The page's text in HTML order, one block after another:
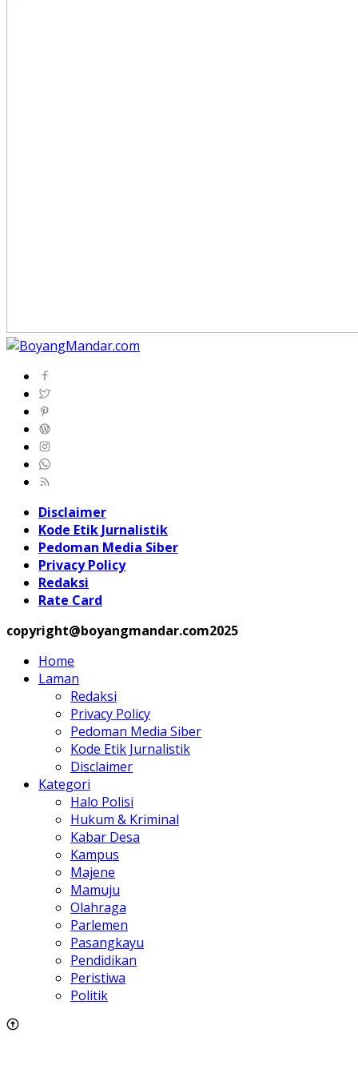
Disclaimer
Kode Etik Jurnalistik
Pedoman Media Siber
Privacy Policy
Redaksi
Rate Card
copyright@boyangmandar.com2025
Home
Laman
Redaksi
Privacy Policy
Pedoman Media Siber
Kode Etik Jurnalistik
Disclaimer
Kategori
Halo Polisi
Hukum & Kriminal
Kabar Desa
Kampus
Majene
Mamuju
Olahraga
Parlemen
Pasangkayu
Pendidikan
Peristiwa
Politik